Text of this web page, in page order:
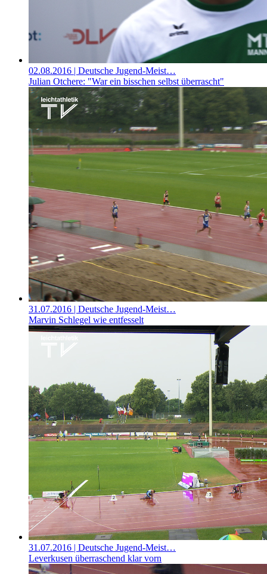
02.08.2016 | Deutsche Jugend-Meist…
Julian Otchere: "War ein bisschen selbst überrascht"
31.07.2016 | Deutsche Jugend-Meist…
Marvin Schlegel wie entfesselt
31.07.2016 | Deutsche Jugend-Meist…
Leverkusen überraschend klar vorn